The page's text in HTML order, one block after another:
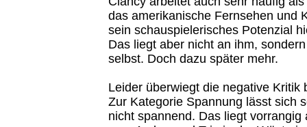
das amerikanische Fernsehen und
sein schauspielerisches Potenzial
Das liegt aber nicht an ihm,
selbst. Doch dazu später mehr.
Leider überwiegt die negative Kritik
Zur Kategorie Spannung lässt sich
nicht spannend. Das liegt vorrangig